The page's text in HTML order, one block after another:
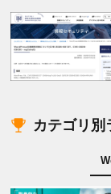
カテゴリ別